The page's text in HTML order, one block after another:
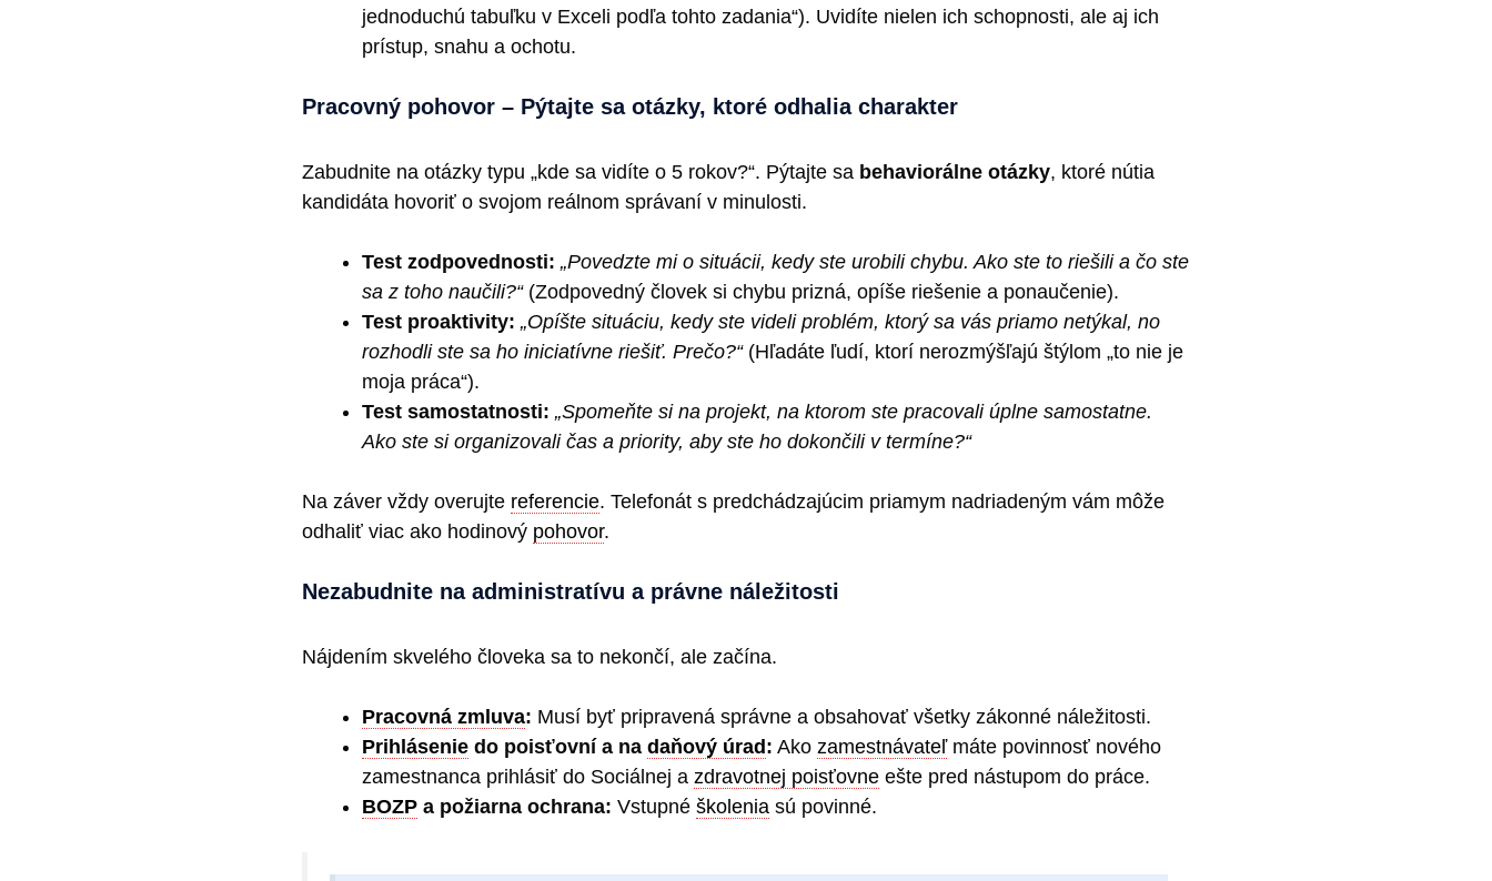
jednoduchú tabuľku v Exceli podľa tohto zadania“). Uvidíte nielen ich schopnosti, ale aj ich
prístup, snahu a ochotu.
Pracovný pohovor – Pýtajte sa otázky, ktoré odhalia charakter
Zabudnite na otázky typu „kde sa vidíte o 5 rokov?“. Pýtajte sa behaviorálne otázky, ktoré nútia
kandidáta hovoriť o svojom reálnom správaní v minulosti.
Test zodpovednosti: „Povedzte mi o situácii, kedy ste urobili chybu. Ako ste to riešili a čo ste
sa z toho naučili?“(Zodpovedný človek si chybu prizná, opíše riešenie a ponaučenie).
Test proaktivity: „Opíšte situáciu, kedy ste videli problém, ktorý sa vás priamo netýkal, no
rozhodli ste sa ho iniciatívne riešiť. Prečo?“(Hľadáte ľudí, ktorí nerozmýšľajú štýlom „to nie je
moja práca“).
Test samostatnosti: „Spomeňte si na projekt, na ktorom ste pracovali úplne samostatne.
Ako ste si organizovali čas a priority, aby ste ho dokončili v termíne?“
Na záver vždy overujte referencie. Telefonát s predchádzajúcim priamym nadriadeným vám môže
odhaliť viac ako hodinový pohovor.
Nezabudnite na administratívu a právne náležitosti
Nájdením skvelého človeka sa to nekončí, ale začína.
Pracovná zmluva: Musí byť pripravená správne a obsahovať všetky zákonné náležitosti.
Prihlásenie do poisťovní a na daňový úrad : Ako zamestnávateľmáte povinnosť nového
zamestnanca prihlásiť do Sociálnej a zdravotnej poisťovne ešte pred nástupom do práce.
BOZP a požiarna ochrana: Vstupné školenia sú povinné.